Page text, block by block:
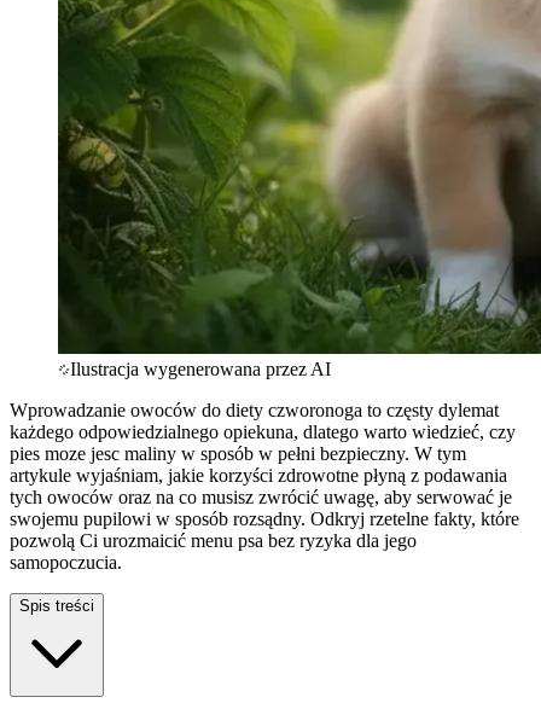
Ilustracja wygenerowana przez AI
Wprowadzanie owoców do diety czworonoga to częsty dylemat
każdego odpowiedzialnego opiekuna, dlatego warto wiedzieć, czy
pies moze jesc maliny w sposób w pełni bezpieczny. W tym
artykule wyjaśniam, jakie korzyści zdrowotne płyną z podawania
tych owoców oraz na co musisz zwrócić uwagę, aby serwować je
swojemu pupilowi w sposób rozsądny. Odkryj rzetelne fakty, które
pozwolą Ci urozmaicić menu psa bez ryzyka dla jego
samopoczucia.
Spis treści